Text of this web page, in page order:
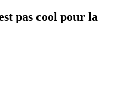
pas cool pour la